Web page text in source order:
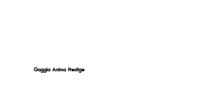
Gaggia Anima Prestige